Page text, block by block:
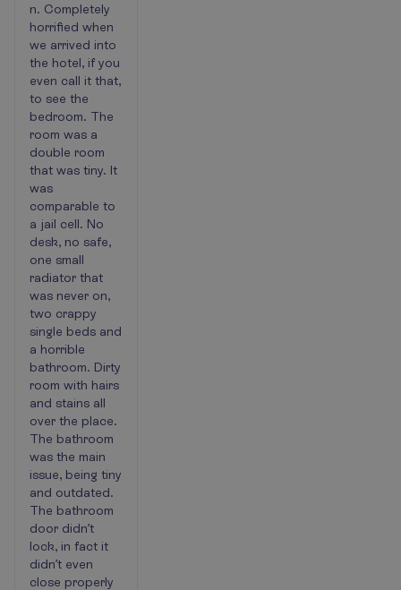
qualities.
n. Completely
horrified when
we arrived into
the hotel, if you
even call it that,
to see the
bedroom. The
room was a
double room
that was tiny. It
was
comparable to
a jail cell. No
desk, no safe,
one small
radiator that
was never on,
two crappy
single beds and
a horrible
bathroom. Dirty
room with hairs
and stains all
over the place.
The bathroom
was the main
issue, being tiny
and outdated.
The bathroom
door didn’t
lock, in fact it
didn’t even
close properly